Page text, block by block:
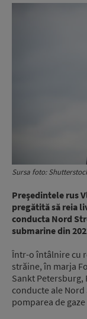
Sursa foto:
Preşedintele rus
pregătită să reia
conducta Nord
submarine din
Într-o întâlnire cu
străine, în marja
Sankt Petersburg,
conducte ale
pomparea de gaze